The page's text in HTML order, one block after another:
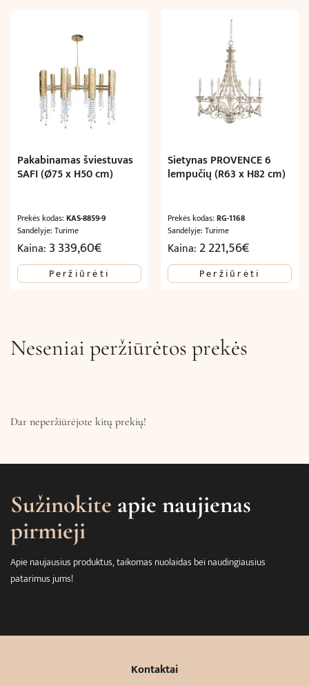
Pakabinamas šviestuvas
SAFI (Ø75 x H50 cm)
Prekės kodas: KAS-8859-9
Sandėlyje: Turime
Kaina: 3 339,60€
Peržiūrėti
Sietynas PROVENCE 6
lempučių (R63 x H82 cm)
Prekės kodas:RG-1168
Sandėlyje: Turime
Kaina: 2 221,56€
Peržiūrėti
Neseniai peržiūrėtos prekės
Dar neperžiūrėjote kitų prekių!
Sužinokite apie naujienas
pirmieji
Apie naujausius produktus, taikomas nuolaidas bei naudingiausius
patarimus jums!
Kontaktai